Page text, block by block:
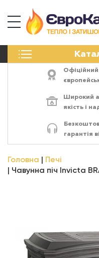
ПЕЧІ
ЕЛЕКТРОКАМІНИ
АКСЕСУАРИ
Широкий
якість і
гарантія
Головна
Печі
Чавунна піч Invicta